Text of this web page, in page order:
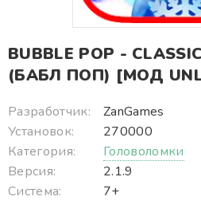
BUBBLE POP -
(БАБЛ ПОП) [МОД
Разработчик:
ZanGames
Установок:
270000
Категория:
Головоломки
Версия:
2.1.9
Система:
7+